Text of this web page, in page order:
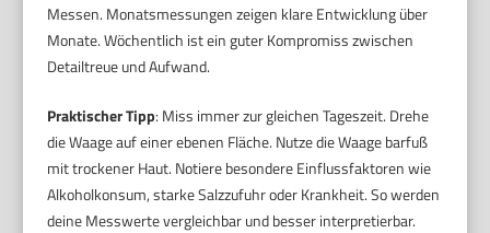
Messen. Monatsmessungen zeigen klare Entwicklung über
Monate. Wöchentlich ist ein guter Kompromiss zwischen
Detailtreue und Aufwand.
Praktischer Tipp: Miss immer zur gleichen Tageszeit. Drehe
die Waage auf einer ebenen Fläche. Nutze die Waage barfuß
mit trockener Haut. Notiere besondere Einflussfaktoren wie
Alkoholkonsum, starke Salzzufuhr oder Krankheit. So werden
deine Messwerte vergleichbar und besser interpretierbar.